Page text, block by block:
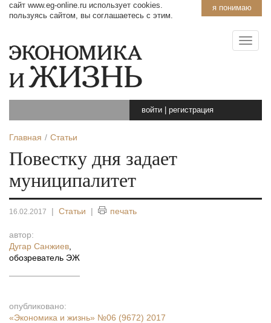
я понимаю
сайт www.eg-online.ru использует cookies.
пользуясь сайтом, вы соглашаетесь с этим.
войти регистрация
Главная Статьи
Повестку дня задает
муниципалитет
16.02.2017 | Статьи | печать
автор:
Дугар Санжиев
обозреватель ЭЖ
опубликовано:
«Экономика и жизнь» №06 (9672) 2017